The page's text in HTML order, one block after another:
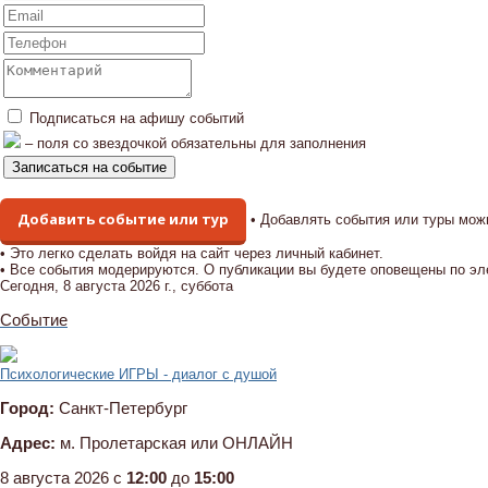
Подписаться на афишу событий
– поля со звездочкой обязательны для заполнения
Добавить событие или тур • Добавлять события или туры
• Это легко сделать войдя на сайт через личный кабинет.
• Все события модерируются. О публикации вы будете оповещены по
Сегодня, 8 августа 2026 г., суббота
Событие
Психологические ИГРЫ - диалог с душой
Город: Санкт-Петербург
Адрес: м. Пролетарская или ОНЛАЙН
8 августа 2026 c 12:00 до 15:00